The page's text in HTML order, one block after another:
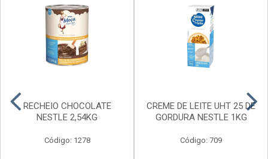
RECHEIO CHOCOLATE
NESTLE 2,54KG
Código: 1278
CREME DE LEITE UHT 25 DE
GORDURA NESTLE 1KG
Código: 709